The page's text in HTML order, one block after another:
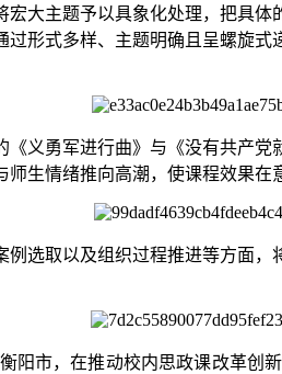
大主题予以具象化处理，把具
形式多样、主题明确且呈螺旋
《义勇军进行曲》与《没有共产党
生情绪推向高潮，使课程效果在
选取以及组织过程推进等方面
阳市，在推动校内思政课改革